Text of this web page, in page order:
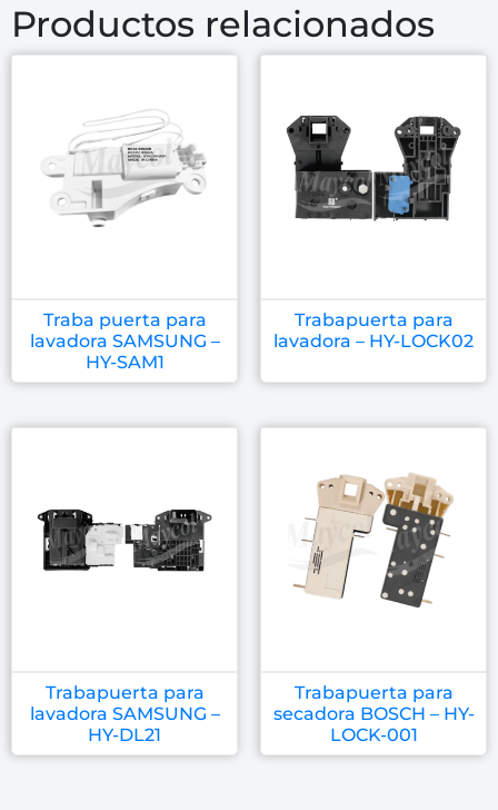
Productos relacionados
Traba puerta para
lavadora SAMSUNG –
HY-SAM1
Trabapuerta para
lavadora – HY-LOCK02
Trabapuerta para
lavadora SAMSUNG –
HY-DL21
Trabapuerta para
secadora BOSCH – HY-
LOCK-001